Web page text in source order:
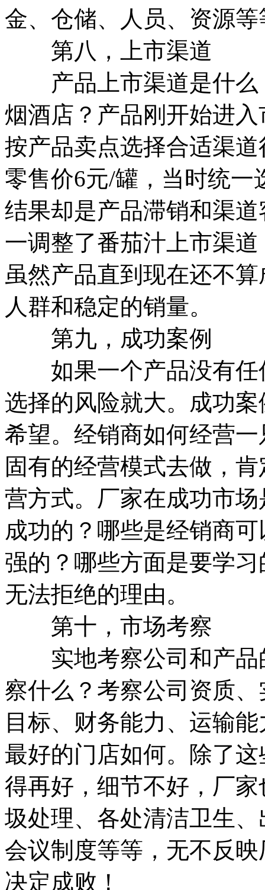
金、仓储、人员、资源
第八，上市渠道
产品上市渠道是什么
烟酒店？产品刚开始进
按产品卖点选择合适渠
零售价6元/罐，当时统
结果却是产品滞销和渠
一调整了番茄汁上市渠
虽然产品直到现在还不
人群和稳定的销量。
第九，成功案例
如果一个产品没有任
选择的风险就大。成功
希望。经销商如何经营
固有的经营模式去做，
营方式。厂家在成功市
成功的？哪些是经销商
强的？哪些方面是要学
无法拒绝的理由。
第十，市场考察
实地考察公司和产品
察什么？考察公司资质
目标、财务能力、运输
最好的门店如何。除了
得再好，细节不好，厂
圾处理、各处清洁卫生
会议制度等等，无不反
决定成败！